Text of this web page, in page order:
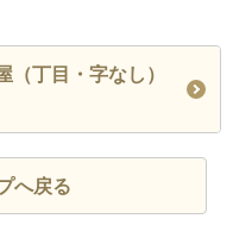
丁目・字なし）
へ戻る